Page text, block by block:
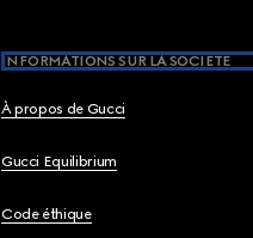
INFORMATIONS SUR LA SOCIETE
À propos de Gucci
Gucci Equilibrium
Code éthique